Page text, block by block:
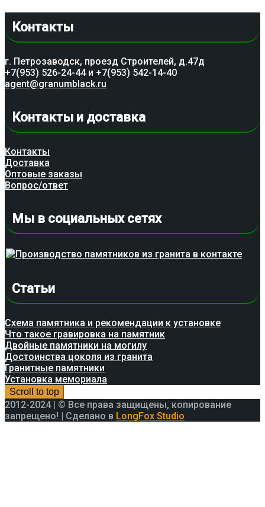
Контакты
г. Петрозаводск, проезд Строителей, д.47д
+7(953) 526-24-44 и +7(953) 542-14-40
agent@granumblack.ru
Контакты и доставка
Контакты
Доставка
Оптовые заказы
Вопрос/ответ
Мы в социальных сетях
Статьи
Схема памятника и рекомендации к установке
Что такое гравировка на памятник
Двойные памятники на могилу
Достоинства цоколя из гранита
Гранитные памятники
Установка мемориала
Scroll to top
2012-2024 | © Все права защищены, копирование
запрещено! | Сделано в LongFox Studio